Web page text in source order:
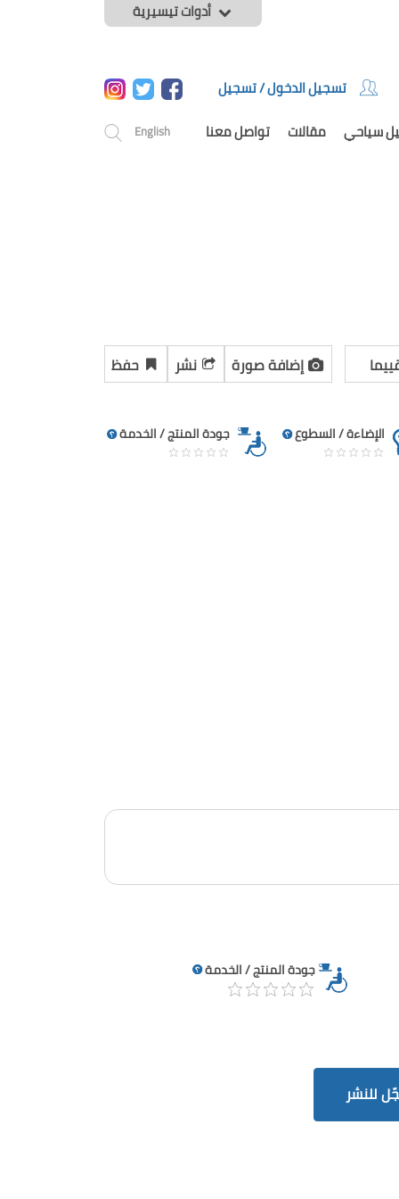
أدوات تيسيرية
تسجيل الدخول / تسجيل
English سياحي مقالات تواصل معنا
إضافة صورة نشر حفظ
الإضاءة / السطوع جودة المنتج / الخدمة
جودة المنتج / الخدمة
للنشر